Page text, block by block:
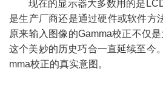
现在的显示器大多数用的是
是生产厂商还是通过硬件或软件方
原来输入图像的Gamma校正不仅
这个美妙的历史巧合一直延续至今
mma校正的真实意图。